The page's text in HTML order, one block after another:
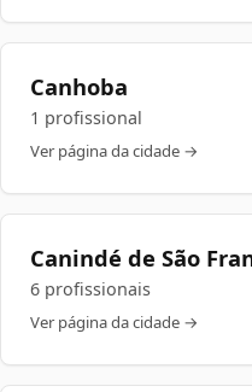
Canhoba
1 profissional
Ver página da cidade →
Canindé de São
6 profissionais
Ver página da cidade →